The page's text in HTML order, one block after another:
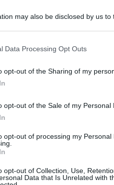
may also be disclosed by us
including but not limited to your
to Google and its third-party
consent section.
Data Processing Opt Outs
opt-out of the Sharing of my
opt-out of the Sale of my Personal
opt-out of processing my Personal
opt-out of Collection, Use,
Data that Is Unrelated with
letteralmente come
e delfini vengono
Su Facebook, Watson
uccisioni in serie. Con
una pandemia globale e
climatici
non stanno lasciando che
per l’omicidio sadico”.